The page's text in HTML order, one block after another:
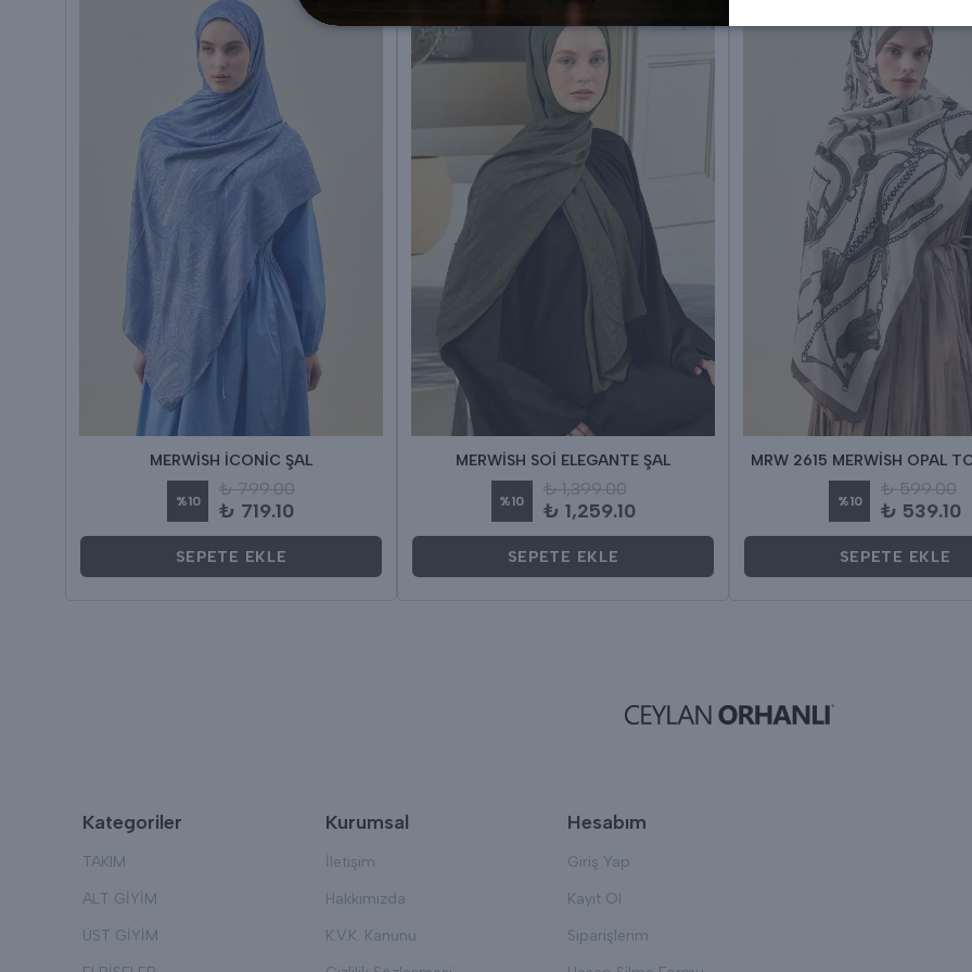
MERWİSH İCONİC ŞAL
%10
₺ 799.00
₺ 719.10
SEPETE EKLE
MERWİSH SOİ ELEGANTE ŞAL
%10
₺ 1,399.00
₺ 1,259.10
SEPETE EKLE
MRW 2615 MERWİSH OPAL
%10
₺ 599.00
₺ 539.10
SEPETE EKLE
Kategoriler
TAKIM
ALT GİYİM
ÜST GİYİM
Kurumsal
İletişim
Hakkımızda
K.V.K. Kanunu
Hesabım
Giriş Yap
Kayıt Ol
Siparişlerim